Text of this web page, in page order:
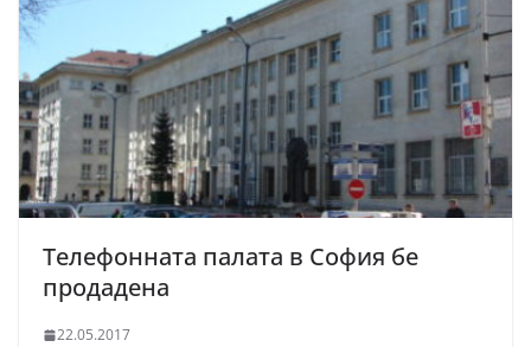
Телефонната палата в София бе
продадена
22.05.2017